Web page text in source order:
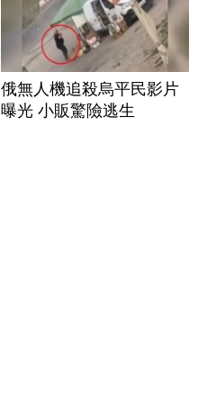
俄無人機追殺烏平民影片
曝光 小販驚險逃生